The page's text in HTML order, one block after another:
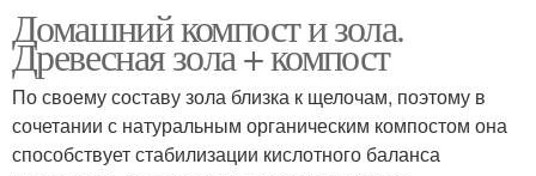
Домашний компост и зола.
Древесная зола + компост
По своему составу зола близка к щелочам, поэтому в
сочетании с натуральным органическим компостом она
способствует стабилизации кислотного баланса